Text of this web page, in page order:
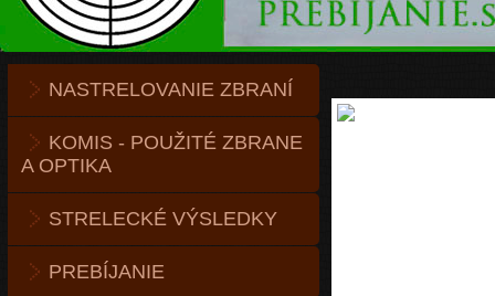
NASTRELOVANIE ZBRANÍ
KOMIS - POUŽITÉ ZBRANE
A OPTIKA
STRELECKÉ VÝSLEDKY
PREBÍJANIE